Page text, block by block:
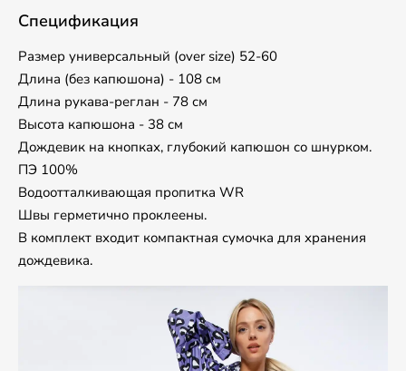
Спецификация
Размер универсальный (over size) 52-60
Длина (без капюшона) - 108 см
Длина рукава-реглан - 78 см
Высота капюшона - 38 см
Дождевик на кнопках, глубокий капюшон со шнурком.
ПЭ 100%
Водоотталкивающая пропитка WR
Швы герметично проклеены.
В комплект входит компактная сумочка для хранения
дождевика.